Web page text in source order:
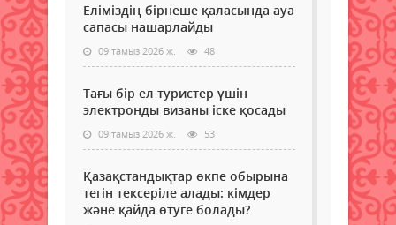
Еліміздің бірнеше қаласында ауа
сапасы нашарлайды
09 тамыз 2026 ж. 48
Тағы бір ел туристер үшін
электронды визаны іске қосады
09 тамыз 2026 ж. 53
Қазақстандықтар өкпе обырына
тегін тексеріле алады: кімдер
және қайда өтуге болады?